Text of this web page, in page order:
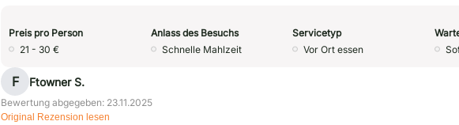
Preis pro Person
21 - 30 €
Anlass des Besuchs
Schnelle Mahlzeit
Servicetyp
Vor Ort essen
F Ftowner S.
Bewertung abgegeben: 23.11.2025
Original Rezension lesen